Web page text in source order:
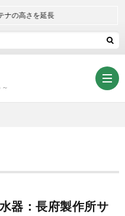
ッ
プ
ク
ラ
DIY
高さを延長
器：長府製作所サ